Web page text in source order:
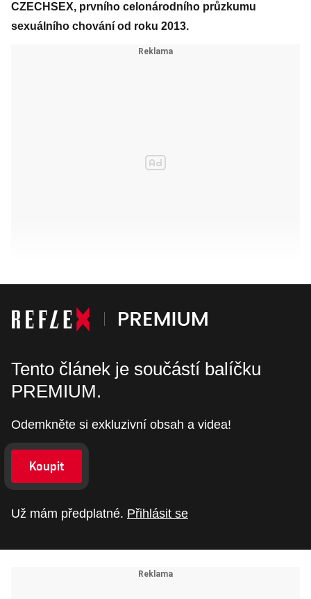
CZECHSEX, prvního celonárodního průzkumu
sexuálního chování od roku 2013.
Tento článek je součástí balíčku
PREMIUM.
Odemkněte si exkluzivní obsah a videa!
Koupit
Už mám předplatné. Přihlásit se